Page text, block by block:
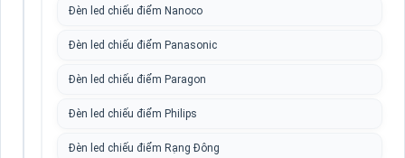
Đèn led chiếu điểm Nanoco
Đèn led chiếu điểm Panasonic
Đèn led chiếu điểm Paragon
Đèn led chiếu điểm Philips
Đèn led chiếu điểm Rạng Đông